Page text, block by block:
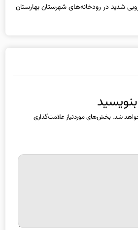
شدید در رودخانه‌های شهرستان بهارستان
شد. بخش‌های موردنیاز علامت‌گذاری